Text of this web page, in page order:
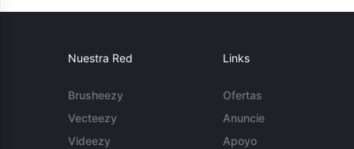
Nuestra Red
Brusheezy
Vecteezy
Videezy
Links
Ofertas
Anuncie
Apoyo